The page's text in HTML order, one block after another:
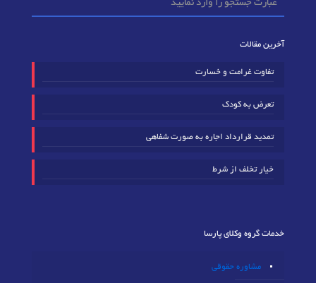
آخرین مقالات
تفاوت غرامت و خسارت
تعرض به کودک
تمدید قرارداد اجاره به صورت شفاهی
خیار تخلف از شرط
خدمات گروه وکلای پارسا
مشاوره حقوقی